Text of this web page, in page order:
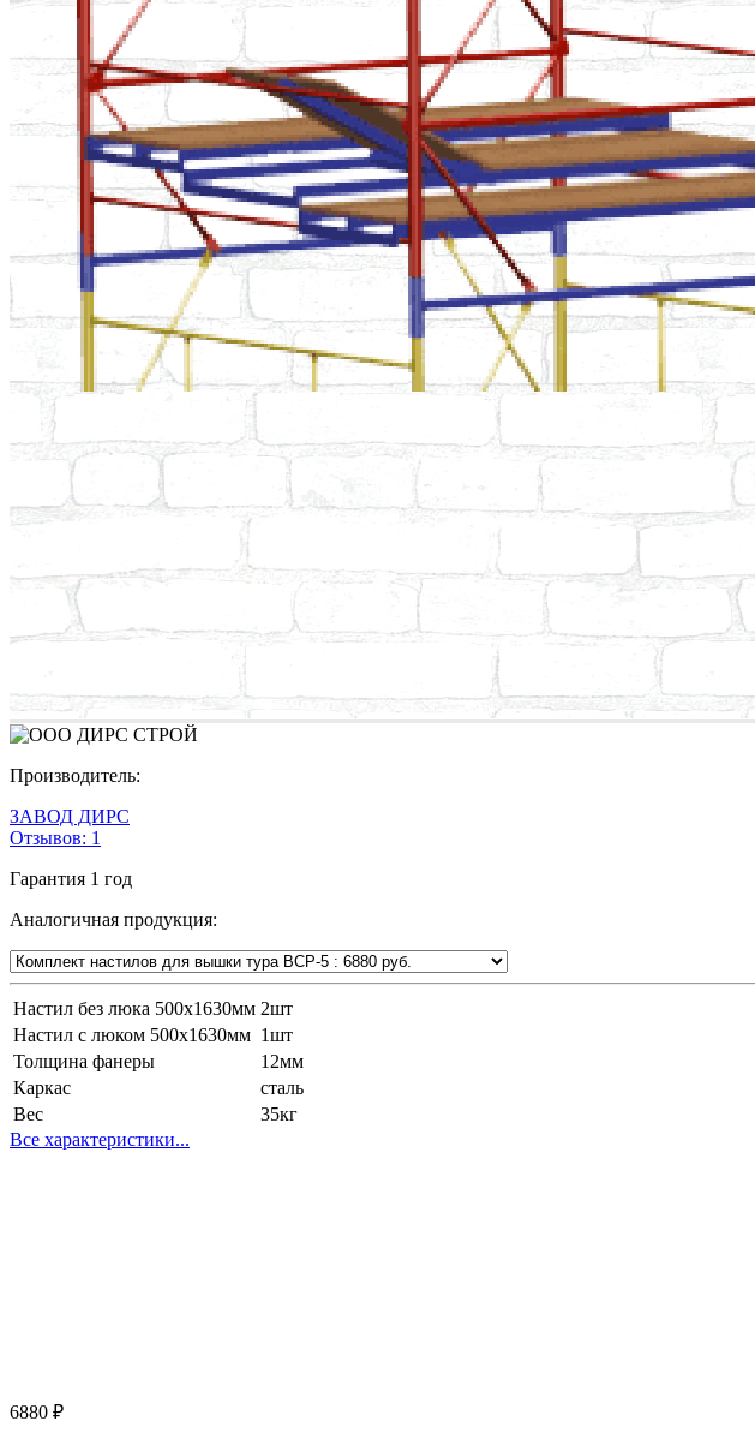
Производитель:
ЗАВОД ДИРС
Отзывов: 1
Гарантия 1 год
Аналогичная продукция:
Настил без люка 500х1630мм 2шт
Настил с люком 500х1630мм 1шт
Толщина фанеры
12мм
Каркас
сталь
Вес
35кг
Все характеристики...
6880 ₽